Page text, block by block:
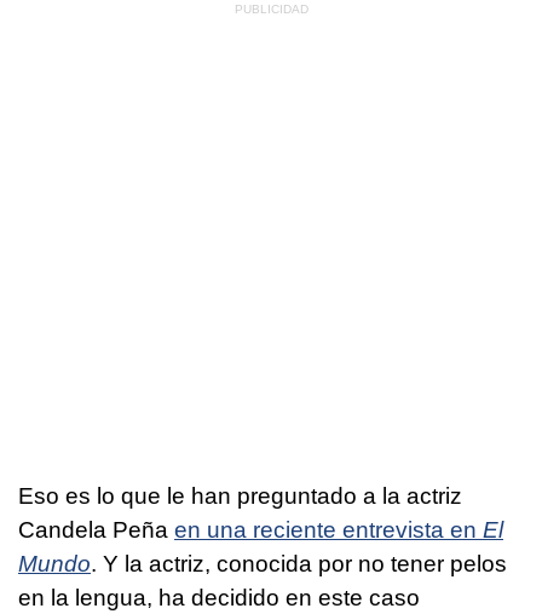
Eso es lo que le han preguntado a la actriz
Candela Peña en una reciente entrevista en El
Mundo. Y la actriz, conocida por no tener pelos
en la lengua, ha decidido en este caso